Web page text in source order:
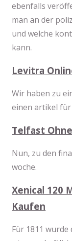
ebenfalls
man an der
und welche
kann.
Levitra
Wir haben zu
einen artikel
Telfast
Nun, zu den
woche.
Xenical 120
Kaufen
Für 1811